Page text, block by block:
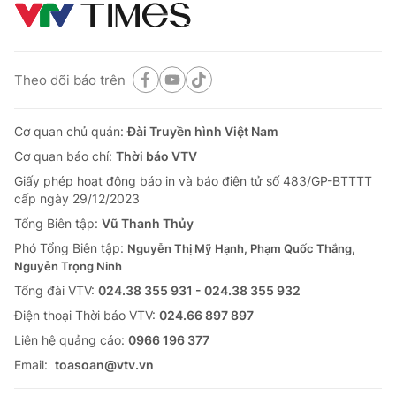
® Cấm sao chép dưới mọi hình thức nếu không có sự chấp
thuận bằng văn bản. Ghi rõ nguồn VTV.vn khi phát hành lại
thông tin từ website này.
Theo dõi báo trên
Cơ quan chủ quản:Đài Truyền hình Việt Nam
Cơ quan báo chí: Thời báo VTV
Giấy phép hoạt động báo in và báo điện tử số 483/GP-BTTTT
cấp ngày 29/12/2023
Tổng Biên tập: Vũ Thanh Thủy
Phó Tổng Biên tập: Nguyễn Thị Mỹ Hạnh, Phạm Quốc Thắng,
Nguyễn Trọng Ninh
Tổng đài VTV: 024.38 355 931 - 024.38 355 932
Ðiện thoại Thời báo VTV: 024.66 897 897
Liên hệ quảng cáo: 0966 196 377
Email: toasoan@vtv.vn